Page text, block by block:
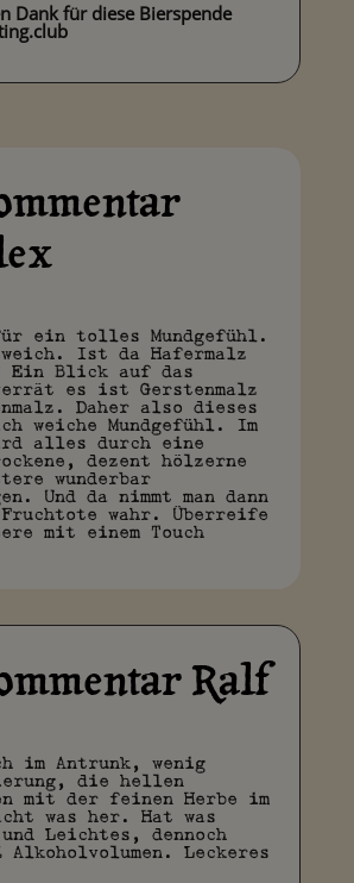
Dank für diese Bierspende
ein tolles Mundgefühl.
Ist da Hafermalz
Ein Blick auf das
es ist Gerstenmalz
Daher also dieses
weiche Mundgefühl. Im
alles durch eine
dezent hölzerne
wunderbar
Und da nimmt man dann
wahr. Überreife
mit einem Touch
Ralf
im Antrunk, wenig
die hellen
mit der feinen Herbe im
was her. Hat was
Leichtes, dennoch
Alkoholvolumen. Leckeres